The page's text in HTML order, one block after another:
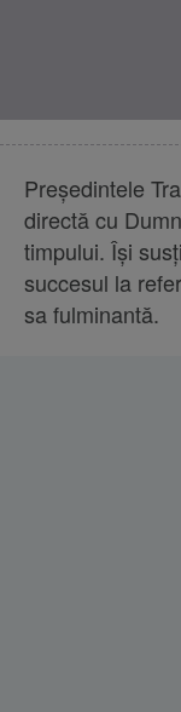
Preşedintele
directă cu
timpului. Îşi
succesul la
sa fulminantă.